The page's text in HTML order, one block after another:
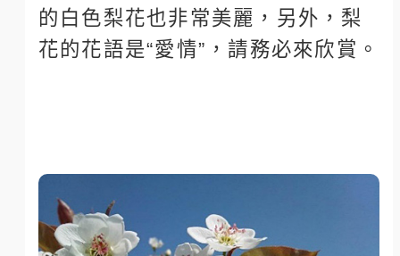
的白色梨花也非常美麗，另外，梨
花的花語是“愛情”，請務必來欣賞。